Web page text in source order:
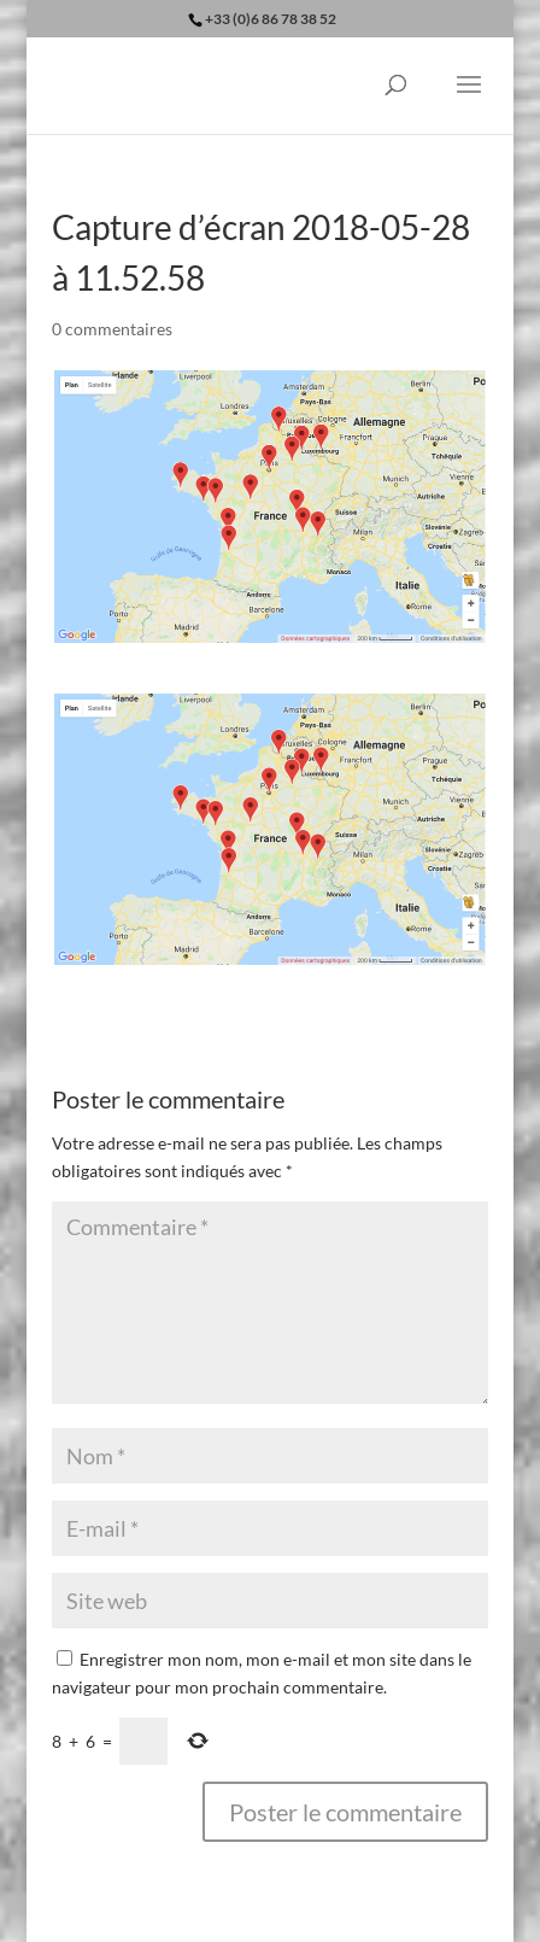
+33 (0)6 86 78 38 52
Capture d’écran 2018-05-28
à 11.52.58
0 commentaires
Poster le commentaire
Votre adresse e-mail ne sera pas publiée. Les champs
obligatoires sont indiqués avec *
Enregistrer mon nom, mon e-mail et mon site dans le
navigateur pour mon prochain commentaire.
8 + 6 =